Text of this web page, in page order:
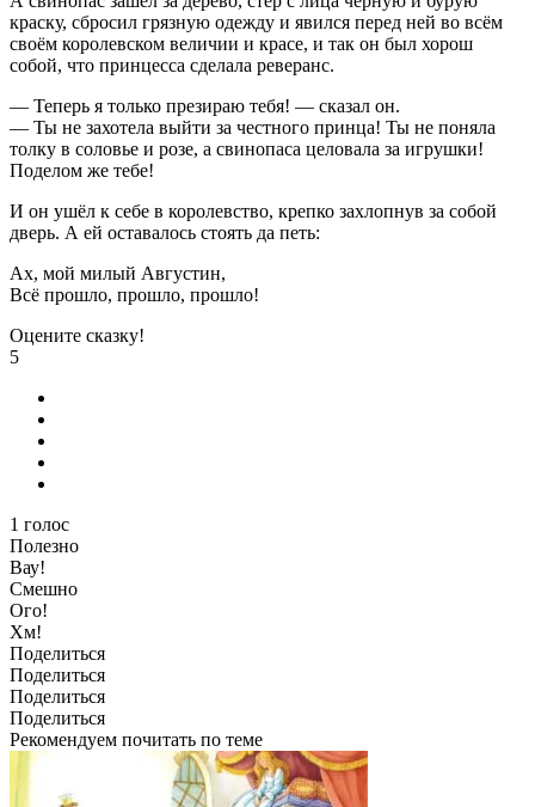
краску, сбросил грязную одежду и явился перед ней во всём
своём королевском величии и красе, и так он был хорош
собой, что принцесса сделала реверанс.
— Теперь я только презираю тебя! — сказал он.
— Ты не захотела выйти за честного принца! Ты не поняла
толку в соловье и розе, а свинопаса целовала за игрушки!
Поделом же тебе!
И он ушёл к себе в королевство, крепко захлопнув за собой
дверь. А ей оставалось стоять да петь:
Ах, мой милый Августин,
Всё прошло, прошло, прошло!
Оцените сказку!
5
1 голос
Полезно
Вау!
Смешно
Ого!
Хм!
Поделиться
Поделиться
Поделиться
Поделиться
Рекомендуем почитать по теме